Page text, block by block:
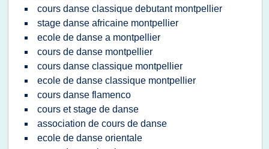
cours danse classique debutant montpellier
stage danse africaine montpellier
ecole de danse a montpellier
cours de danse montpellier
cours danse classique montpellier
ecole de danse classique montpellier
cours danse flamenco
cours et stage de danse
association de cours de danse
ecole de danse orientale